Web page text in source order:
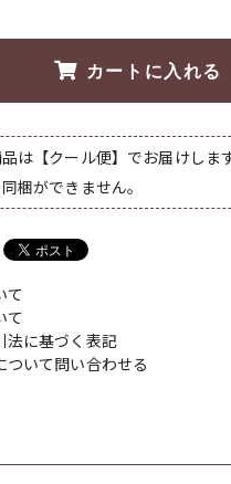
カートに入れる
は【クール便】でお届けし
梱ができません。
て
て
法に基づく表記
ついて問い合わせる